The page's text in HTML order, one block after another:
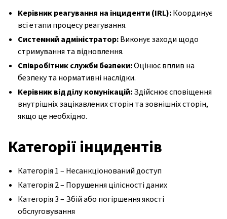
Керівник реагування на інциденти (IRL):Координує
всі етапи процесу реагування.
Системний адміністратор:Виконує заходи щодо
стримування та відновлення.
Співробітник служби безпеки:Оцінює вплив на
безпеку та нормативні наслідки.
Керівник відділу комунікацій:Здійснює сповіщення
внутрішніх зацікавлених сторін та зовнішніх сторін,
якщо це необхідно.
Категорії інцидентів
Категорія 1 – Несанкціонований доступ
Категорія 2 – Порушення цілісності даних
Категорія 3 – Збій або погіршення якості
обслуговування